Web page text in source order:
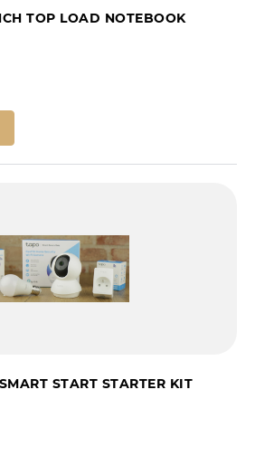
TOP LOAD NOTEBOOK
START STARTER KIT